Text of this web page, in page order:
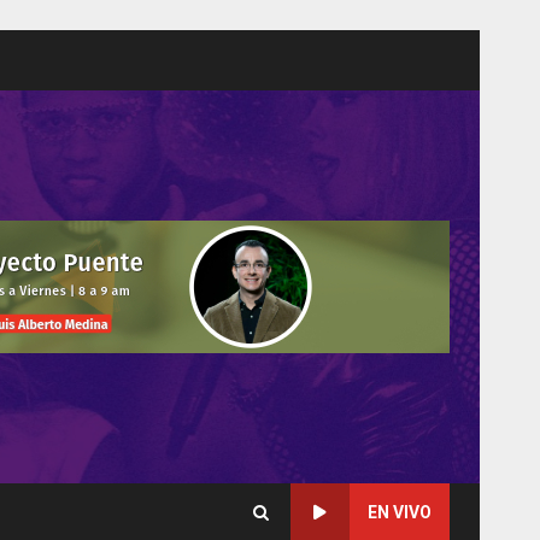
EN VIVO